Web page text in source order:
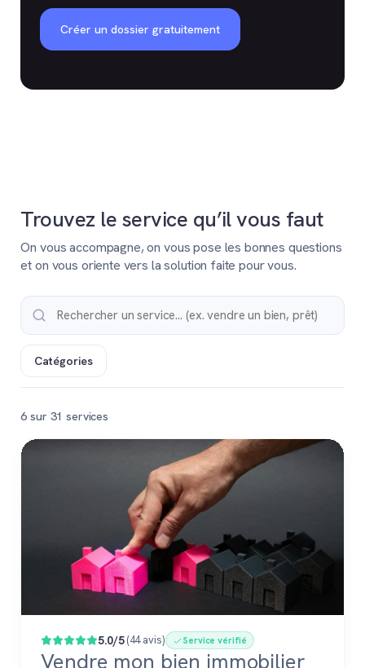
Créer un dossier gratuitement
Trouvez le service qu’il vous faut
On vous accompagne, on vous pose les bonnes questions
et on vous oriente vers la solution faite pour vous.
Catégories
6 sur 31 services
Populaire
5.0/5(44 avis) Service vérifié
Vendre mon bien immobilier